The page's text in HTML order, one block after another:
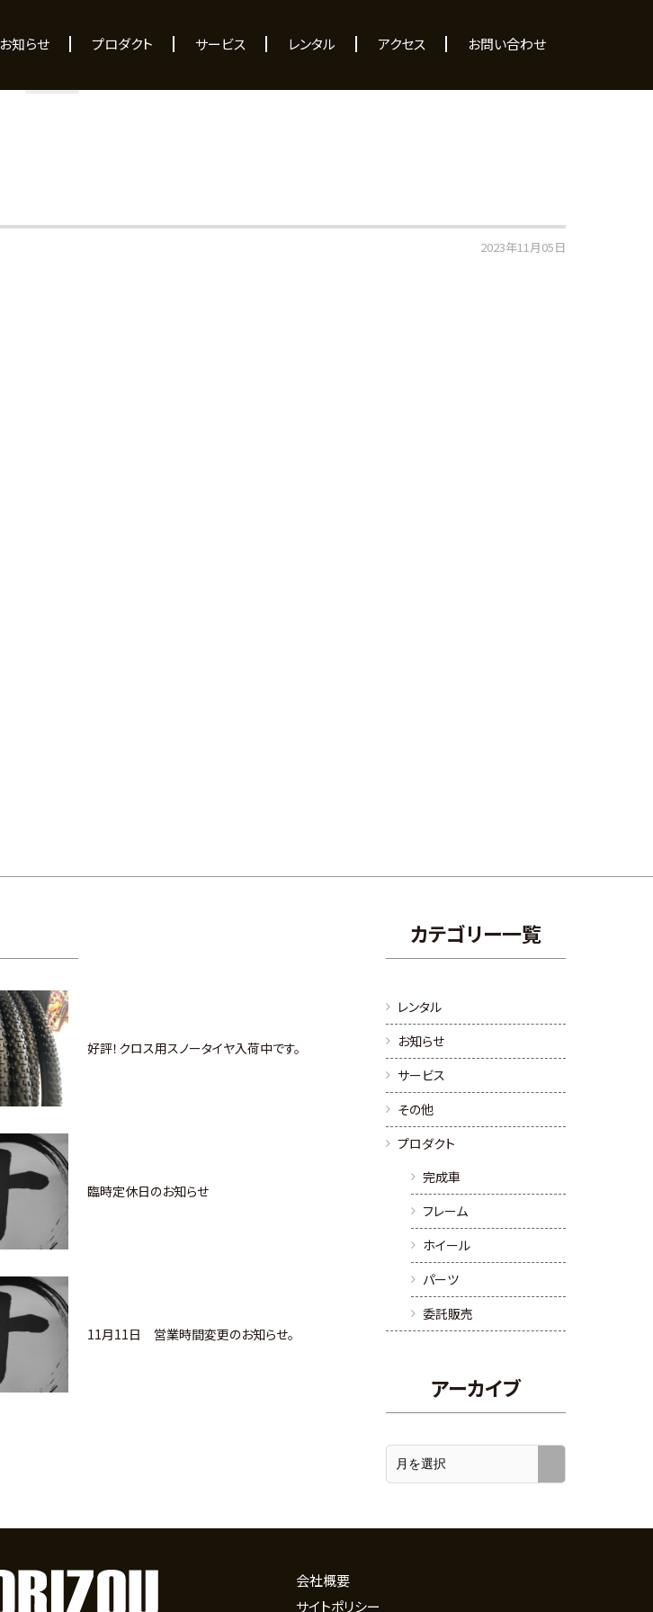
お知らせ プロダクト サービス レンタル アクセス お問い合わせ
NEWS
2023年11月05日
好評！クロス用スノータイヤ入荷中です。
臨時定休日のお知らせ
11月11日 営業時間変更のお知らせ。
カテゴリー一覧
レンタル
お知らせ
サービス
その他
プロダクト
完成車
フレーム
ホイール
パーツ
委託販売
アーカイブ
会社概要
サイトポリシー